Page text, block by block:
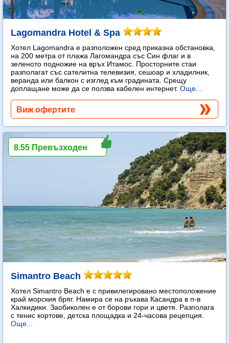
Lagomandra Hotel & Spa
Хотел Lagomandra е разположен сред приказна обстановка,
на 200 метра от плажа Лагомандра със Син флаг и в
зеленото подножие на връх Итамос. Просторните стаи
разполагат със сателитна телевизия, сешоар и хладилник,
веранда или балкон с изглед към градината. Срещу
доплащане може да се ползва кабелен интернет. Още...
Виж офертите
Simantro Beach
Хотел Simantro Beach е с привилегировано местоположение
край морския бряг. Намира се на ръкава Касандра в п-в
Халкидики. Заобиколен е от борови гори и цветя. Разполага
с тенис кортове, детска площадка и 24-часова рецепция.
Още...
8.55 Превъзходен